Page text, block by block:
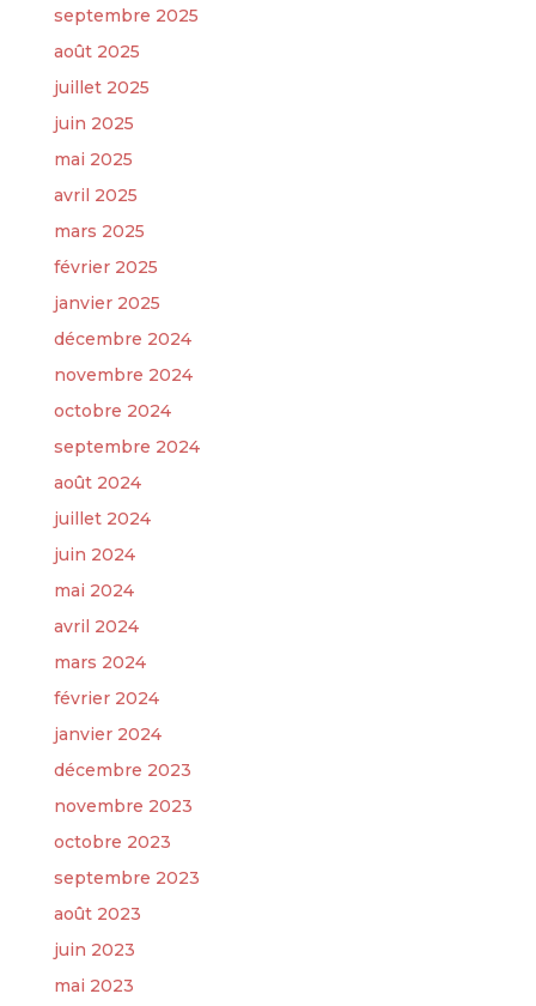
septembre 2025
août 2025
juillet 2025
juin 2025
mai 2025
avril 2025
mars 2025
février 2025
janvier 2025
décembre 2024
novembre 2024
octobre 2024
septembre 2024
août 2024
juillet 2024
juin 2024
mai 2024
avril 2024
mars 2024
février 2024
janvier 2024
décembre 2023
novembre 2023
octobre 2023
septembre 2023
août 2023
juin 2023
mai 2023